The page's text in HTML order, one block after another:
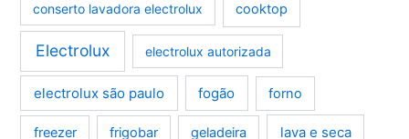
conserto lavadora electrolux cooktop
Electrolux electrolux autorizada
electrolux são paulo fogão forno
freezer frigobar geladeira lava e seca